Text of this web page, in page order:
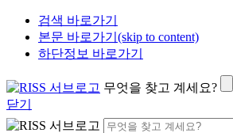
검색 바로가기
본문 바로가기(skip to content)
하단정보 바로가기
무엇을 찾고 계세요?
닫기